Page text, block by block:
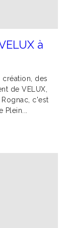
à
des
de VELUX,
c'est